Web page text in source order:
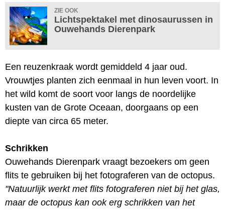
ZIE OOK
Lichtspektakel met dinosaurussen in
Ouwehands Dierenpark
Een reuzenkraak wordt gemiddeld 4 jaar oud.
Vrouwtjes planten zich eenmaal in hun leven voort. In
het wild komt de soort voor langs de noordelijke
kusten van de Grote Oceaan, doorgaans op een
diepte van circa 65 meter.
Schrikken
Ouwehands Dierenpark vraagt bezoekers om geen
flits te gebruiken bij het fotograferen van de octopus.
"Natuurlijk werkt met flits fotograferen niet bij het glas,
maar de octopus kan ook erg schrikken van het